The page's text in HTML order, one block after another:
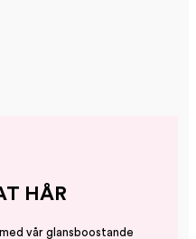
HÅR
vår glansboostande